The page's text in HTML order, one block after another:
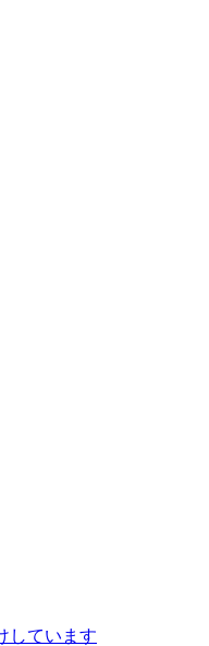
しています